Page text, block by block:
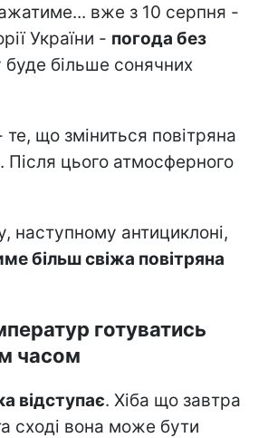
вже з 10 серпня -
України - погода без
буде більше сонячних
що зміниться повітряна
Після цього атмосферного
наступному антициклоні,
більш свіжа повітряна
готуватись
часом
відступає. Хіба що завтра
сході вона може бути